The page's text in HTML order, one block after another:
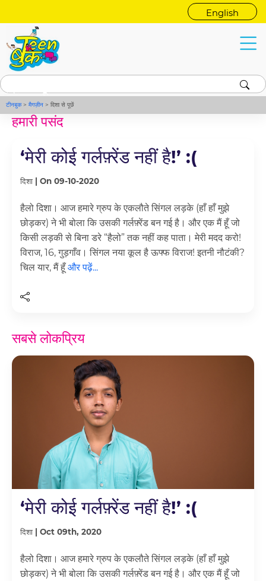
English
दिशा से पूछें
कोई भी सवाल, दिशा है ना!
टीनबुक>मैगज़ीन >दिशा से पूछें
हमारी पसंद
‘मेरी कोई गर्लफ़्रेंड नहीं है!’ :(
दिशा | On 09-10-2020
हैलो दिशा। आज हमारे ग्रुप के एकलौते सिंगल लड़के (हाँ हाँ मुझे
छोड़कर) ने भी बोला कि उसकी गर्लफ़्रेंड बन गई है। और एक मैं हूँ जो
किसी लड़की से बिना डरे “हैलो” तक नहीं कह पाता। मेरी मदद करो!
विराज, 16, गुड़गाँव। सिंगल नया कूल है ऊफ्फ विराज! इतनी नौटंकी?
चिल यार, मैं हूँऔर पढ़ें...
सबसे लोकप्रिय
‘मेरी कोई गर्लफ़्रेंड नहीं है!’ :(
दिशा | Oct 09th, 2020
हैलो दिशा। आज हमारे ग्रुप के एकलौते सिंगल लड़के (हाँ हाँ मुझे
छोड़कर) ने भी बोला कि उसकी गर्लफ़्रेंड बन गई है। और एक मैं हूँ जो